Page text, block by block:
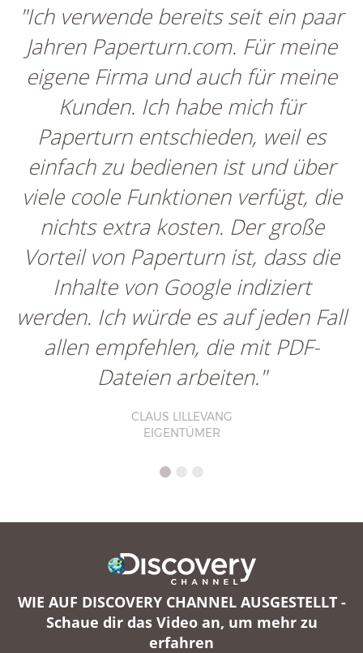
"Ich verwende bereits seit ein paar
Jahren Paperturn.com. Für meine
eigene Firma und auch für meine
Kunden. Ich habe mich für
Paperturn entschieden, weil es
einfach zu bedienen ist und über
viele coole Funktionen verfügt, die
nichts extra kosten. Der große
Vorteil von Paperturn ist, dass die
Inhalte von Google indiziert
werden. Ich würde es auf jeden Fall
allen empfehlen, die mit PDF-
Dateien arbeiten."
CLAUS LILLEVANG
EIGENTÜMER
WIE AUF DISCOVERY CHANNEL AUSGESTELLT -
Schaue dir das Video an, um mehr zu
erfahren